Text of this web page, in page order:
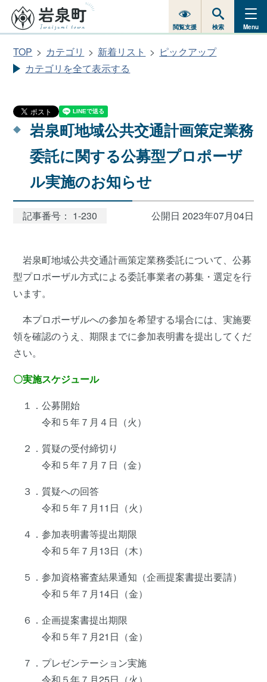
閲覧支援 検索 Menu
TOP カテゴリ 新着リスト
ピックアップ
カテゴリを全て表示する
岩泉町地域公共交通計画策定業務
委託に関する公募型プロポーザ
ル実施のお知らせ
記事番号： 1-230 公開日 2023年07月04日
岩泉町地域公共交通計画策定業務委託について、公募
型プロポーザル方式による委託事業者の募集・選定を行
います。
本プロポーザルへの参加を希望する場合には、実施要
領を確認のうえ、期限までに参加表明書を提出してくだ
さい。
〇実施スケジュール
１．公募開始
令和５年７月４日（火）
２．質疑の受付締切り
令和５年７月７日（金）
３．質疑への回答
令和５年７月11日（火）
４．参加表明書等提出期限
令和５年７月13日（木）
５．参加資格審査結果通知（企画提案書提出要請）
令和５年７月14日（金）
６．企画提案書提出期限
令和５年７月21日（金）
７．プレゼンテーション実施